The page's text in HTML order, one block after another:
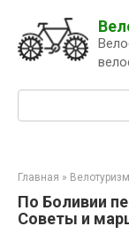
контенту
Главная » Велотуризм
По Боливии
Советы и